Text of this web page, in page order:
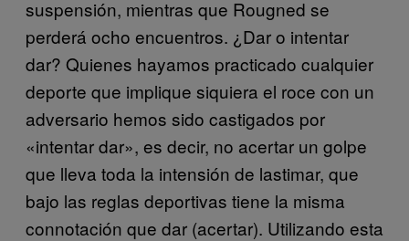
suspensión, mientras que Rougned se
perderá ocho encuentros. ¿Dar o intentar
dar? Quienes hayamos practicado cualquier
deporte que implique siquiera el roce con un
adversario hemos sido castigados por
«intentar dar», es decir, no acertar un golpe
que lleva toda la intensión de lastimar, que
bajo las reglas deportivas tiene la misma
connotación que dar (acertar). Utilizando esta